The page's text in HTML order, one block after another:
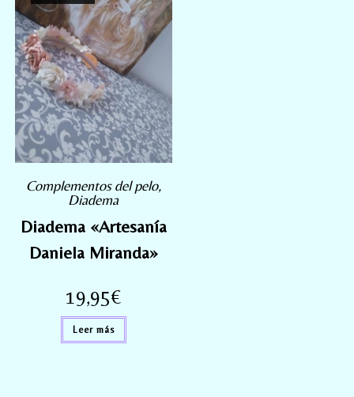
Complementos del pelo,
Diadema
Diadema «Artesanía
Daniela Miranda»
19,95€
Leer más